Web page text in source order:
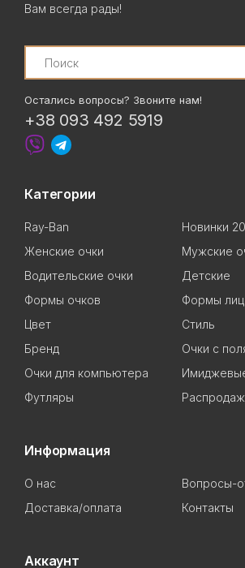
Вам всегда рады!
Search
Остались вопросы? Звоните нам!
+38 093 492 5919
Категории
Ray-Ban
Новинки
Женские очки
Мужские
Водительские очки
Детские
Формы очков
Формы
Цвет
Стиль
Бренд
Очки с
Очки для компьютера
Футляры
Информация
О нас
Вопросы-
Доставка/оплата
Контакты
Аккаунт